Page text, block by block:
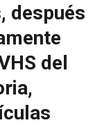
después
del